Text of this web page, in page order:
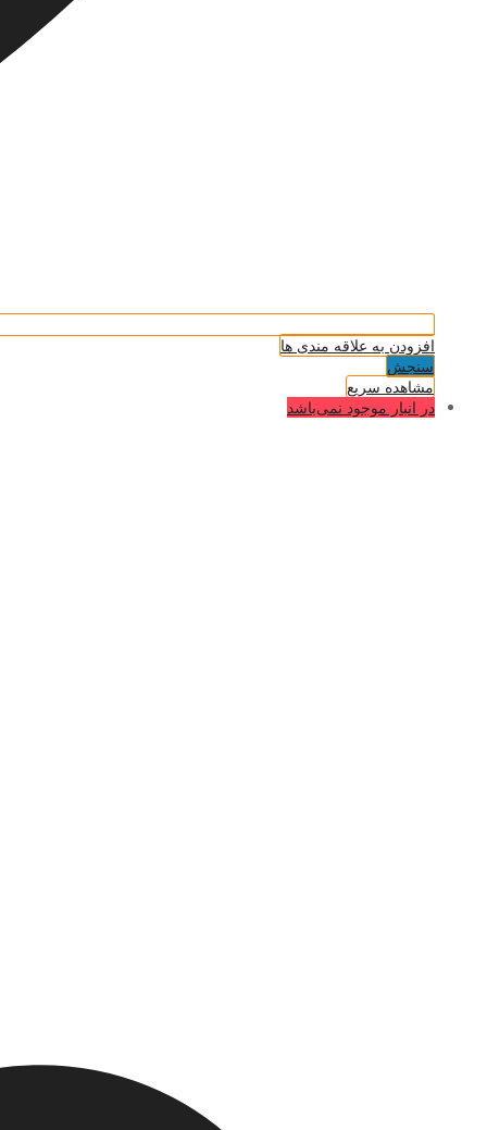
افزودن به علاقه مندی ها
سنجش
مشاهده سریع
در انبار موجود نمی‌باشد